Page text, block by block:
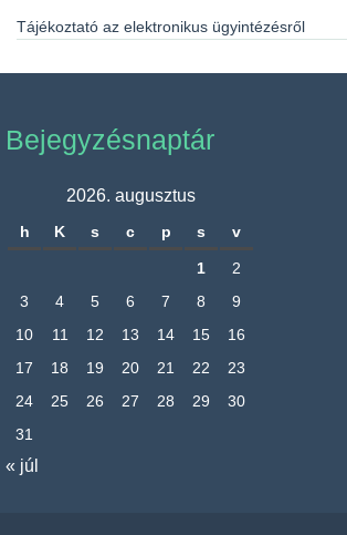
Tájékoztató az elektronikus ügyintézésről
Bejegyzésnaptár
2026. augusztus
h K s c p s v
1
2
3
4 5 6 7 8
9
10
11 12 13 14 15
16
17
18 19 20 21 22
23
24
25 26 27 28 29
30
31
« júl